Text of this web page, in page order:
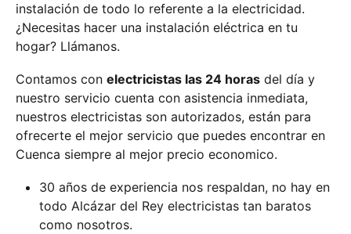
instalación de todo lo referente a la electricidad.
¿Necesitas hacer una instalación eléctrica en tu
hogar? Llámanos.
Contamos con electricistas las 24 horas del día y
nuestro servicio cuenta con asistencia inmediata,
nuestros electricistas son autorizados, están para
ofrecerte el mejor servicio que puedes encontrar en
Cuenca siempre al mejor precio economico.
30 años de experiencia nos respaldan, no hay en
todo Alcázar del Rey electricistas tan baratos
como nosotros.